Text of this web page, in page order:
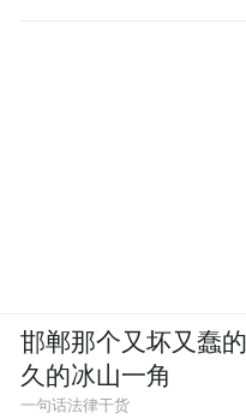
邯郸那个又坏又蠢
久的冰山一角
一句话法律干货